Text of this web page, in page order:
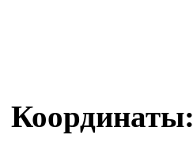
Координаты: